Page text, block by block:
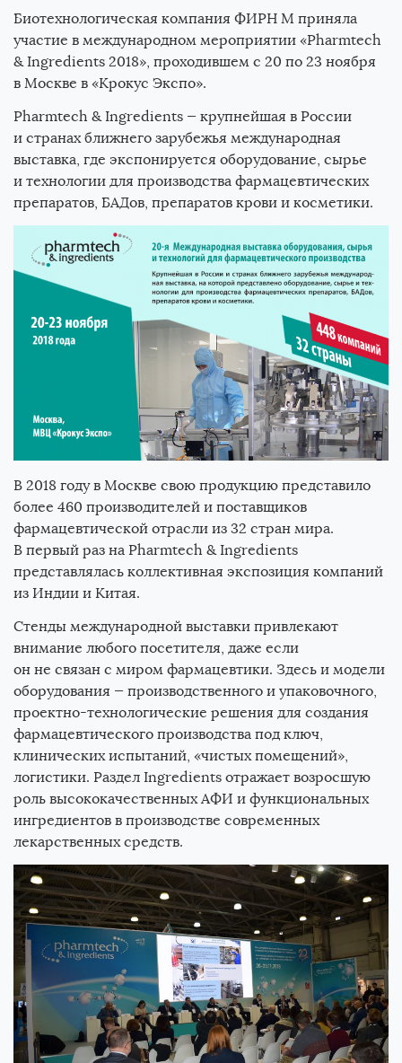
Все новости
Биотехнологическая компания ФИРН М приняла
участие в международном мероприятии «Pharmtech
& Ingredients 2018», проходившем с 20 по 23 ноября
в Москве в «Крокус Экспо».
Pharmtech & Ingredients — крупнейшая в России
и странах ближнего зарубежья международная
выставка, где экспонируется оборудование, сырье
и технологии для производства фармацевтических
препаратов, БАДов, препаратов крови и косметики.
В 2018 году в Москве свою продукцию представило
более 460 производителей и поставщиков
фармацевтической отрасли из 32 стран мира.
В первый раз на Pharmtech & Ingredients
представлялась коллективная экспозиция компаний
из Индии и Китая.
Стенды международной выставки привлекают
внимание любого посетителя, даже если
он не связан с миром фармацевтики. Здесь и модели
оборудования — производственного и упаковочного,
проектно-технологические решения для создания
фармацевтического производства под ключ,
клинических испытаний, «чистых помещений»,
логистики. Раздел Ingredients отражает возросшую
роль высококачественных АФИ и функциональных
ингредиентов в производстве современных
лекарственных средств.
Книги
Новости
Для специалистов